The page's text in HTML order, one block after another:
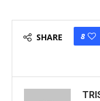
SHARE 8